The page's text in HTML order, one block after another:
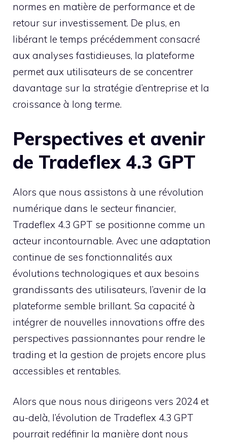
normes en matière de performance et de
retour sur investissement. De plus, en
libérant le temps précédemment consacré
aux analyses fastidieuses, la plateforme
permet aux utilisateurs de se concentrer
davantage sur la stratégie d’entreprise et la
croissance à long terme.
Perspectives et avenir
de Tradeflex 4.3 GPT
Alors que nous assistons à une révolution
numérique dans le secteur financier,
Tradeflex 4.3 GPT se positionne comme un
acteur incontournable. Avec une adaptation
continue de ses fonctionnalités aux
évolutions technologiques et aux besoins
grandissants des utilisateurs, l’avenir de la
plateforme semble brillant. Sa capacité à
intégrer de nouvelles innovations offre des
perspectives passionnantes pour rendre le
trading et la gestion de projets encore plus
accessibles et rentables.
Alors que nous nous dirigeons vers 2024 et
au-delà, l’évolution de Tradeflex 4.3 GPT
pourrait redéfinir la manière dont nous